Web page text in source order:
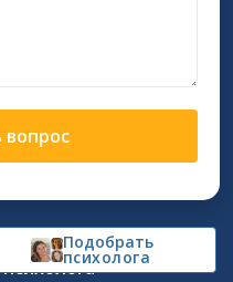
Подобрать
психолога